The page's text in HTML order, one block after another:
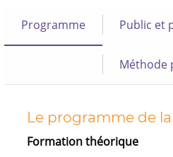
Programme Public et
Méthode
Le programme de
Formation théorique